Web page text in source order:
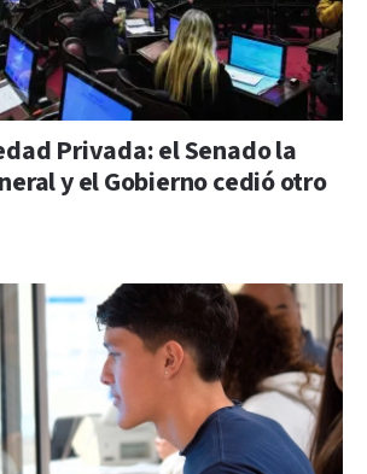
Privada: el Senado la
y el Gobierno cedió otro